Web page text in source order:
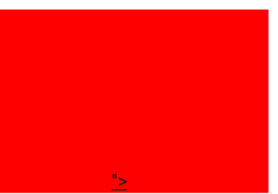
">